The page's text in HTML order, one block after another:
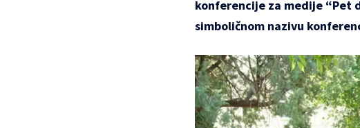
konferencije za medije “Pet
simboličnom nazivu